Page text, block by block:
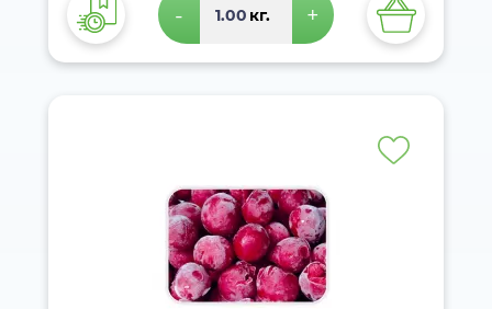
- кг. +